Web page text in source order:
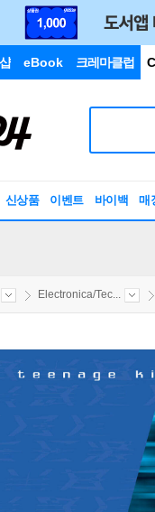
eBook 크레마클럽
신상품 이벤트 바이백 매
Electronica/Tec...